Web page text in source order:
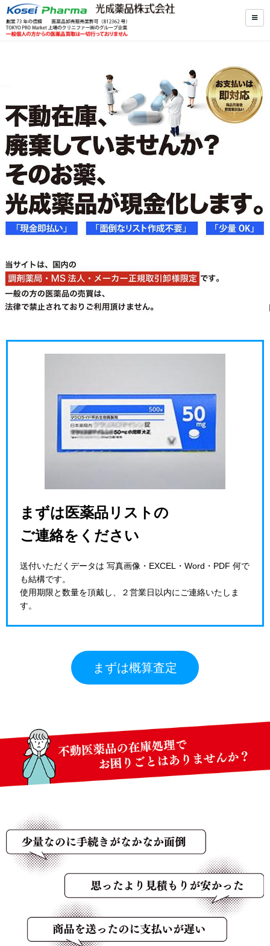
まずは医薬品リストの
ご連絡をください
送付いただくデータは 写真画像・EXCEL・Word・PDF 何で
も結構です。
使用期限と数量を頂戴し、２営業日以内にご連絡いたしま
す。
まずは概算査定